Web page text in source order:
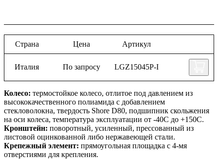
Колесо: термостойкое колесо, отлитое под давлением из
высококачественного полиамида с добавлением
стекловолокна, твердость Shore D80, подшипник скольжения
на оси колеса, температура эксплуатации от -40С до +150С.
Кронштейн: поворотный, усиленный, прессованный из
листовой оцинкованной либо нержавеющей стали.
Крепежный элемент: прямоугольная площадка с 4-мя
отверстиями для крепления.
Страна Цена Артикул
Италия По запросу LGZ15045P-I